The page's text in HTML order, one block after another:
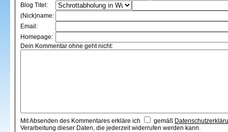
Blog Titel:
(Nick)name:
Email:
Homepage:
Dein Kommentar ohne geht nicht:
Mit Absenden des Kommentares erkläre ich gemäß
Verarbeitung dieser Daten, die jederzeit widerrufen werden kann.